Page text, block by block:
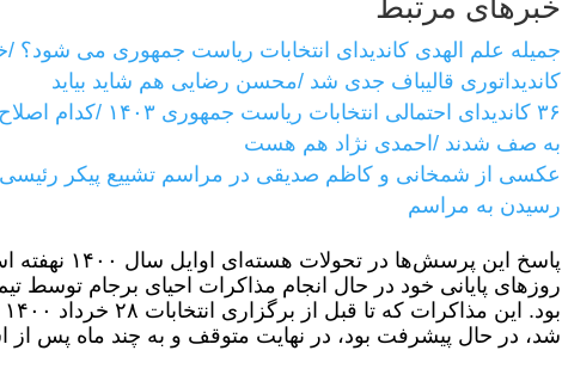
خبرهای مرتبط
جمیله علم الهدی کاندیدای انتخابات ریاست جمهوری می شود؟ /
کاندیداتوری قالیباف جدی شد /محسن رضایی هم شاید بیاید
۳۶ کاندیدای احتمالی
به صف شدند /احمدی نژاد هم هست
عکسی از شمخانی و کاظم صدیقی در مراسم تشییع پیکر
رسیدن به مراسم
پاسخ این
روزهای پایانی خود در حال انجام مذاکرات احیای برجام توسط
شد، در حال پیشرفت بود، در نهایت متوقف و به چند ماه پس